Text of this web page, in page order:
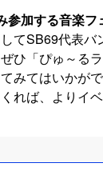
参加する音楽フ
てSB69代表バ
ひ「ぴゅ～る
みてはいかが
れば、よりイ